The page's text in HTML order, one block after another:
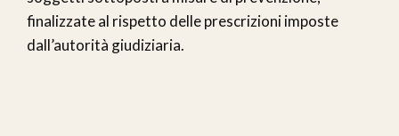
finalizzate al rispetto delle prescrizioni imposte
dall’autorità giudiziaria.